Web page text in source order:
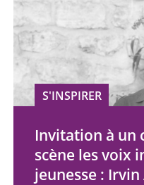
S'INSPIRER
Invitation à un
scène les voix
jeunesse :